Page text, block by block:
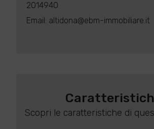
2014940
Email: altidona@ebm-immobiliare.it
Scopri le caratteristiche di